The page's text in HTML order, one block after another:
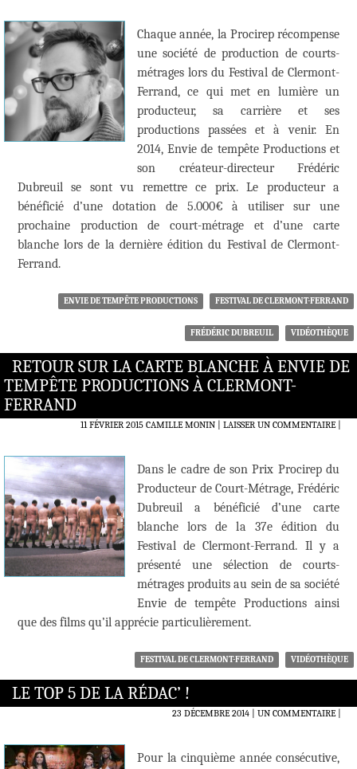
Chaque année, la Procirep récompense
une société de production de courts-
métrages lors du Festival de Clermont-
Ferrand, ce qui met en lumière un
producteur, sa carrière et ses
productions passées et à venir. En
2014, Envie de tempête Productions et
son créateur-directeur Frédéric
Dubreuil se sont vu remettre ce prix. Le producteur a
bénéficié d’une dotation de 5.000€ à utiliser sur une
prochaine production de court-métrage et d’une carte
blanche lors de la dernière édition du Festival de Clermont-
Ferrand.
ENVIE DE TEMPÊTE PRODUCTIONS FESTIVAL DE CLERMONT-FERRAND
FRÉDÉRIC DUBREUIL VIDÉOTHÈQUE
RETOUR SUR LA CARTE BLANCHE À ENVIE DE
TEMPÊTE PRODUCTIONS À CLERMONT-
FERRAND
11 FÉVRIER 2015 CAMILLE MONIN LAISSER UN COMMENTAIRE|
Dans le cadre de son Prix Procirep du
Producteur de Court-Métrage, Frédéric
Dubreuil a bénéficié d’une carte
blanche lors de la 37e édition du
Festival de Clermont-Ferrand. Il y a
présenté une sélection de courts-
métrages produits au sein de sa société
Envie de tempête Productions ainsi
que des films qu’il apprécie particulièrement.
FESTIVAL DE CLERMONT-FERRAND VIDÉOTHÈQUE
LE TOP 5 DE LA RÉDAC’ !
23 DÉCEMBRE 2014 UN COMMENTAIRE|
Pour la cinquième année consécutive,